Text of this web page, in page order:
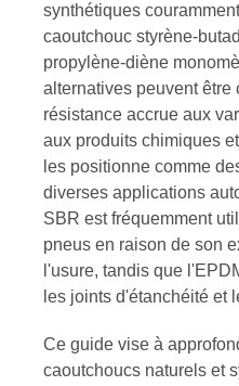
synthétiques
caoutchouc styrène-
propylène-diène
alternatives peuvent être
résistance accrue aux
aux produits chimiques
les positionne comme
diverses applications
SBR est fréquemment
pneus en raison de son
l'usure, tandis que
les joints d'étanchéité et
Ce guide vise à
caoutchoucs naturels et